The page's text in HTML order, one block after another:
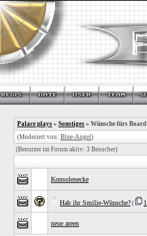
Palace plays » Sonstiges » Wünsche fürs Board
(Moderiert von: Blue-Angel)
(Benutzer im Forum aktiv: 3 Besucher)
Konsolenecke
Hab ihr Smilie-Wünsche? ( 1
neue areen